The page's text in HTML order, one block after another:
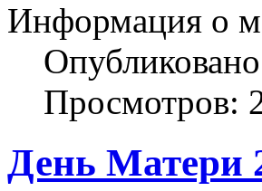
Информация о
Просмотров:
День Матери